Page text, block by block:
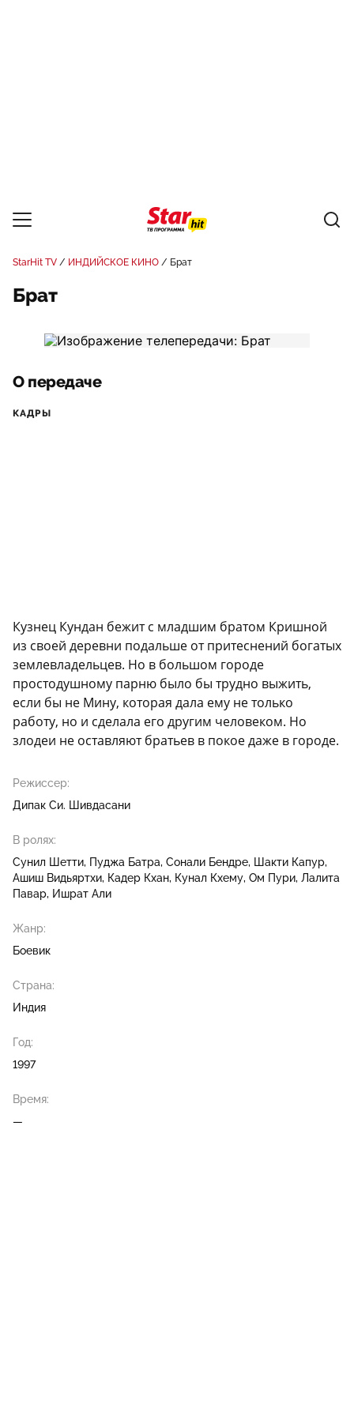
StarHit TV ИНДИЙСКОЕ КИНО Брат
Брат
О передаче
КАДРЫ
Кузнец Кундан бежит с младшим братом Кришной
из своей деревни подальше от притеснений богатых
землевладельцев. Но в большом городе
простодушному парню было бы трудно выжить,
если бы не Мину, которая дала ему не только
работу, но и сделала его другим человеком. Но
злодеи не оставляют братьев в покое даже в городе.
Режиссер:
Дипак Си. Шивдасани
В ролях:
Сунил Шетти Пуджа Батра Сонали Бендре
Шакти Капур
Ашиш Видьяртхи Кадер Кхан Кунал Кхему Ом Пури Лалита
Павар Ишрат Али
Жанр:
Боевик
Страна:
Индия
Год:
1997
Время:
—